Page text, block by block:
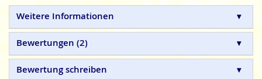
HEMindische Räucherstäbchen sind in Handarbeit
hergestellte Naturprodukte, ohne tierische, toxische oder
petrochemische Zusätze.
Weitere Informationen
Bewertungen 2
Bewertung schreiben